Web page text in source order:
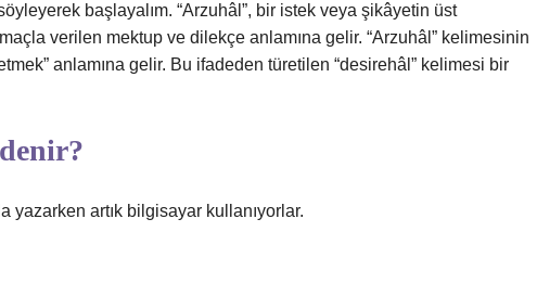
başlayalım. “Arzuhâl”, bir istek veya şikâyetin üst
verilen mektup ve dilekçe anlamına gelir. “Arzuhâl” kelimesinin
anlamına gelir. Bu ifadeden türetilen “desirehâl” kelimesi bir
artık bilgisayar kullanıyorlar.